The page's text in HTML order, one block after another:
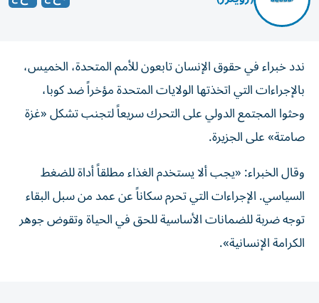
ندد ‌خبراء في حقوق ​الإنسان ⁠تابعون ‌للأمم المتحدة، الخميس،
بالإجراءات التي ‌اتخذتها الولايات المتحدة مؤخراً ⁠ضد كوبا،
وحثوا المجتمع الدولي على التحرك سريعاً لتجنب ​تشكل «غزة
صامتة» على ‌الجزيرة.
وقال الخبراء: «يجب ألا يستخدم ⁠الغذاء مطلقاً أداة للضغط
السياسي. الإجراءات ​التي ‌تحرم ‌سكاناً عن عمد من سبل ‌البقاء
توجه ‌ضربة للضمانات ⁠الأساسية ‌للحق في الحياة وتقوض ⁠جوهر ​
الكرامة الإنسانية».